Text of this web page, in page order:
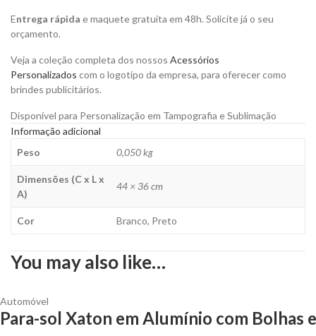
Entrega rápida e maquete gratuita em 48h. Solicite já o seu
orçamento.
Veja a coleção completa dos nossos Acessórios
Personalizados com o logotipo da empresa, para oferecer como
brindes publicitários.
Disponível para Personalização em Tampografia e Sublimação
Informação adicional
Peso
0,050 kg
Dimensões (C x L x
A)
44 × 36 cm
Cor Branco, Preto
You may also like…
Automóvel
Para-sol Xaton em Alumínio com Bolhas